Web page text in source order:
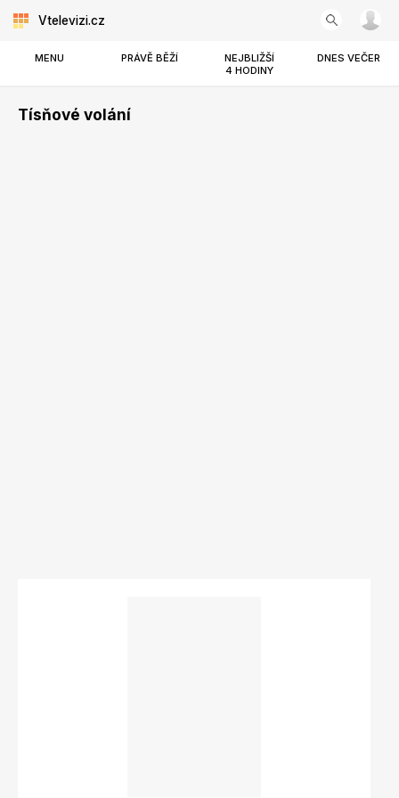
Vtelevizi.cz
MENU PRÁVĚ BĚŽÍ
NEJBLIŽŠÍ
4 HODINY
DNES VEČER
Tísňové volání